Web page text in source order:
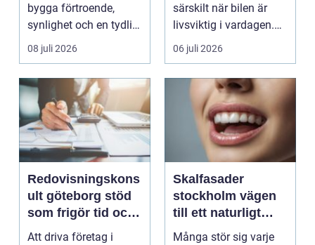
bygga förtroende,
synlighet och en tydlig
profil i a...
08 juli 2026
särskilt när bilen är
livsviktig i vardagen.
För många biläg...
06 juli 2026
Redovisningskons
ult göteborg stöd
som frigör tid och
skapar kontroll
Att driva företag i
Skalfasader
stockholm vägen
till ett naturligt
vackert leende
Många stör sig varje